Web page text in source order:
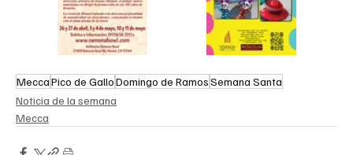
MeccaPico de GalloDomingo de RamosSemana Santa
Noticia de la semana
Mecca